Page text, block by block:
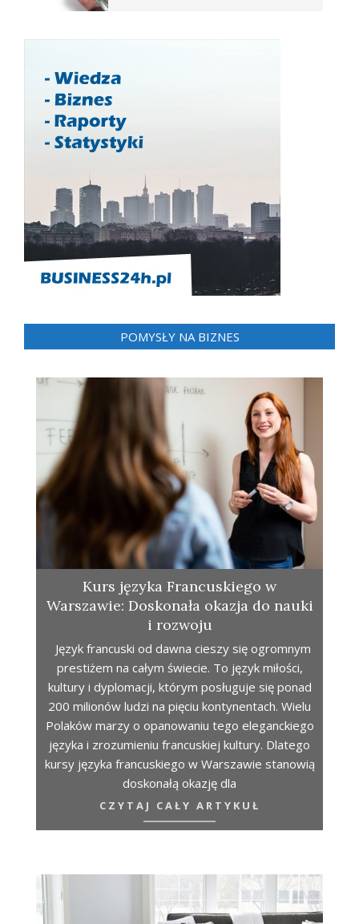
POMYSŁY NA BIZNES
Kurs języka Francuskiego w
Warszawie: Doskonała okazja do nauki
i rozwoju
Język francuski od dawna cieszy się ogromnym
prestiżem na całym świecie. To język miłości,
kultury i dyplomacji, którym posługuje się ponad
200 milionów ludzi na pięciu kontynentach. Wielu
Polaków marzy o opanowaniu tego eleganckiego
języka i zrozumieniu francuskiej kultury. Dlatego
kursy języka francuskiego w Warszawie stanowią
doskonałą okazję dla
CZYTAJ CAŁY ARTYKUŁ